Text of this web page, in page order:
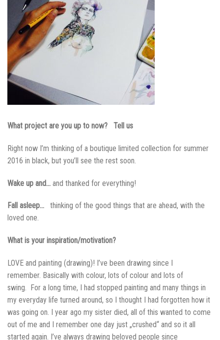
What project are you up to now? Tell us
Right now I’m thinking of a boutique limited collection for summer
2016 in black, but you’ll see the rest soon.
Wake up and… and thanked for everything!
Fall asleep…
thinking of the good things that are ahead, with the
loved one.
What is your inspiration/motivation?
LOVE and painting (drawing)! I’ve been drawing since I
remember. Basically with colour, lots of colour and lots of
swing. For a long time, I had stopped painting and many things in
my everyday life turned around, so I thought I had forgotten how it
was going on. I year ago my sister died, all of this wanted to come
out of me and I remember one day just „crushed“ and so it all
started again. I’ve always drawing beloved people since